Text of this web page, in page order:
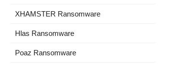
XHAMSTER Ransomware
Hlas Ransomware
Poaz Ransomware